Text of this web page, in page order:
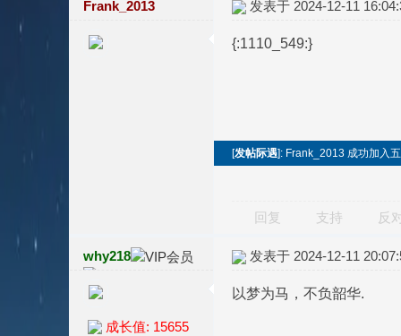
Frank_2013 发表于 2024-12-11
{:1110_549:}
[发帖际遇]: Frank_2013 成功加入
回复 支持 反
why218
成长值: 15655
发表于 2024-12-11
以梦为马，不负韶华.